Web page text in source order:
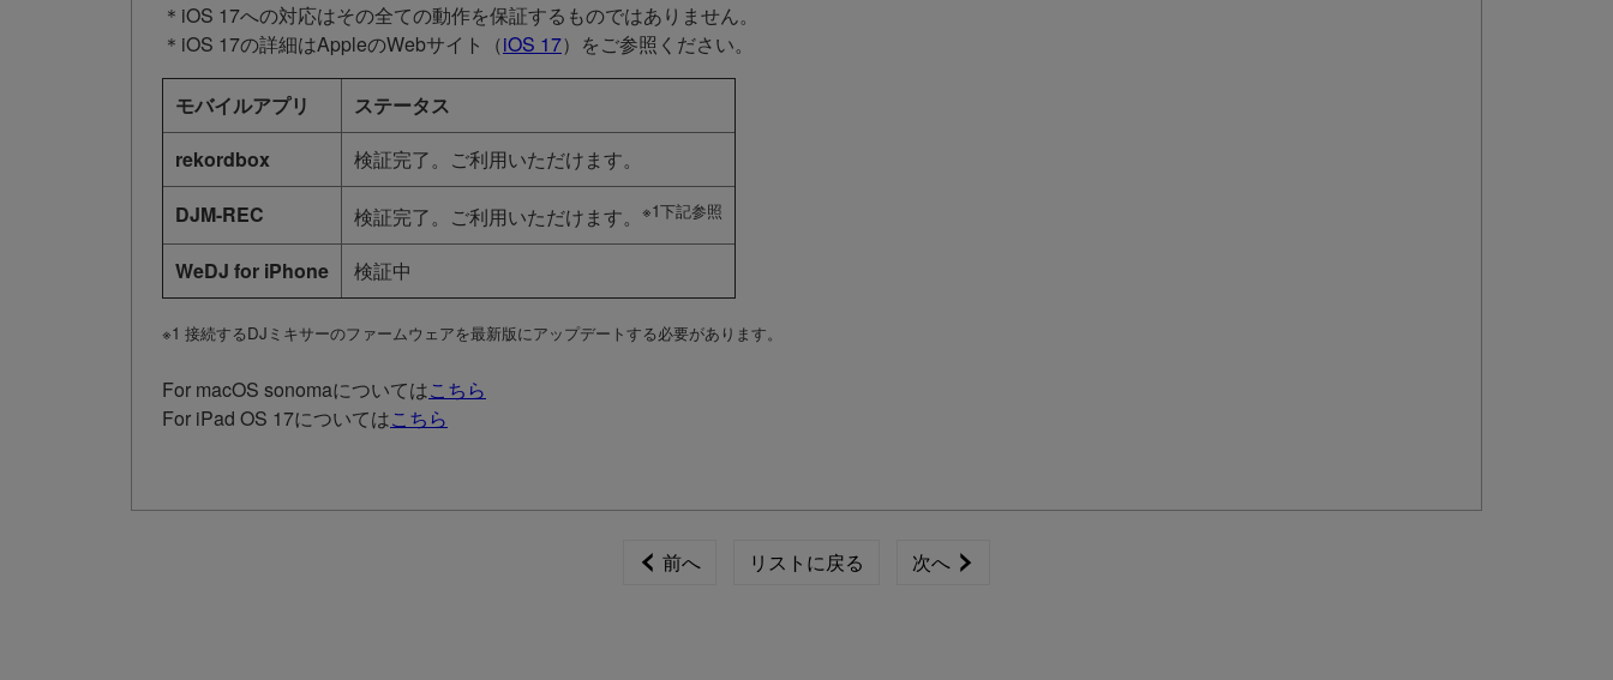
＊iOS 17への対応はその全ての動作を保証するものではありません。
＊iOS 17の詳細はAppleのWebサイト（iOS 17）をご参照ください。
モバイルアプリ
ステータス
rekordbox
検証完了。ご利用いただけます。
DJM-REC
検証完了。ご利用いただけます。 ※1下記参照
WeDJ for iPhone 検証中
※1 接続するDJミキサーのファームウェアを最新版にアップデートする必要があります。
For macOS sonomaについてはこちら
For iPad OS 17についてはこちら
前へ リストに戻る 次へ